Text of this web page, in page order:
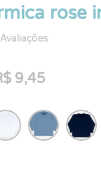
rose
9,45